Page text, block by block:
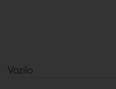
Vozilo